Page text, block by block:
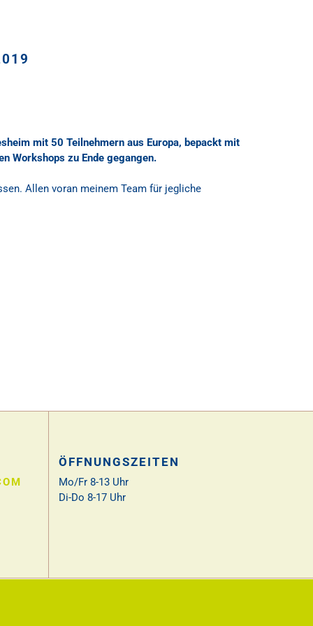
mit 50 Teilnehmern aus Europa, bepackt mit
Workshops zu Ende gegangen.
Allen voran meinem Team für jegliche
ÖFFNUNGSZEITEN
Mo/Fr 8-13 Uhr
Di-Do 8-17 Uhr